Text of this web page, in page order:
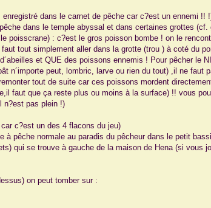
dans le carnet de pêche car c?est un ennemi !!
dans le temple abyssal et dans certaines grottes
poisscrane) : c?est le gros poisson bombe ! on le
tout simplement aller dans la grotte (trou ) à coté du
et QUE des poissons ennemis ! Pour pêcher le
n´importe peut, lombric, larve ou rien du tout) ,il ne faut
tout de suite car ces poissons mordent
faut que ça reste plus ou moins à la surface) !! vous
n?est pas plein !)
c?est un des 4 flacons du jeu)
à pêche normale au paradis du pêcheur dans le petit
qui se trouve à gauche de la maison de Hena (si vous
on peut tomber sur :